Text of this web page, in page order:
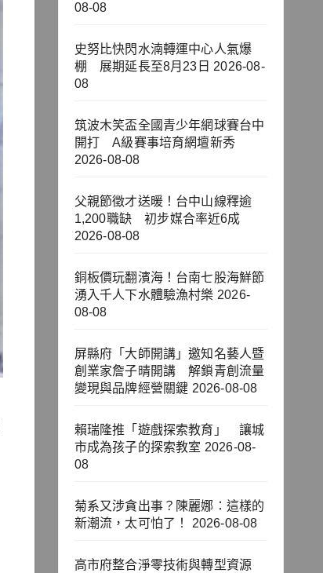
08-08
史努比快閃水湳轉運中心人氣爆
棚 展期延長至8月23日 2026-08-
08
筑波木笑盃全國青少年網球賽台中
開打 A級賽事培育網壇新秀
2026-08-08
父親節徵才送暖！台中山線釋逾
1,200職缺 初步媒合率近6成
2026-08-08
銅板價玩翻濱海！台南七股海鮮節
湧入千人下水體驗漁村樂 2026-
08-08
屏縣府「大師開講」邀知名藝人暨
創業家詹子晴開講 解鎖青創流量
變現與品牌經營關鍵 2026-08-08
賴瑞隆推「遊戲探索教育」 讓城
市成為孩子的探索教室 2026-08-
08
菊系又涉貪出事？陳麗娜：這樣的
新潮流，太可怕了！
2026-08-08
高市府整合淨零技術與轉型資源